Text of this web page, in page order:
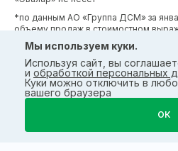
*по данным АО «Группа ДСМ» за
объему продаж в стоимостном
БАД (без учета СТМ) БАД (без учета
*Производственные процессы и
«Эвалар» сертифицированы в
международных сертификатов GMP,
Мы используем куки.
Используя сайт, вы
и обработкой персональных
Куки можно отключить в
вашего браузера
ОК